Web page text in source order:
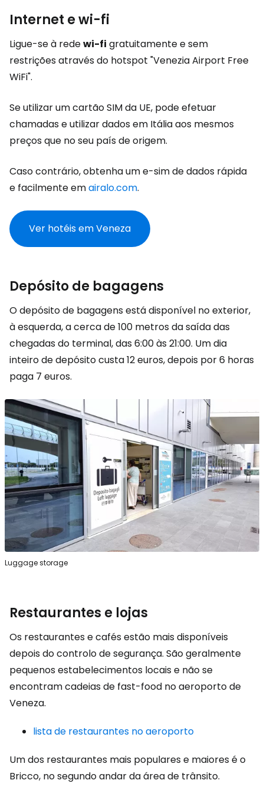
Internet e wi-fi
Ligue-se à redewi-fi gratuitamente e sem
restrições através do hotspot "Venezia Airport Free
WiFi".
Se utilizar um cartão SIM da UE, pode efetuar
chamadas e utilizar dados em Itália aos mesmos
preços que no seu país de origem.
Caso contrário, obtenha um e-sim de dados rápida
e facilmente emairalo.com.
Ver hotéis em Veneza
Depósito de bagagens
O depósito de bagagens está disponível no exterior,
à esquerda, a cerca de 100 metros da saída das
chegadas do terminal, das 6:00 às 21:00. Um dia
inteiro de depósito custa 12 euros, depois por 6 horas
paga 7 euros.
Luggage storage
Restaurantes e lojas
Os restaurantes e cafés estão mais disponíveis
depois do controlo de segurança. São geralmente
pequenos estabelecimentos locais e não se
encontram cadeias de fast-food no aeroporto de
Veneza.
lista de restaurantes no aeroporto
Um dos restaurantes mais populares e maiores é o
Bricco, no segundo andar da área de trânsito.